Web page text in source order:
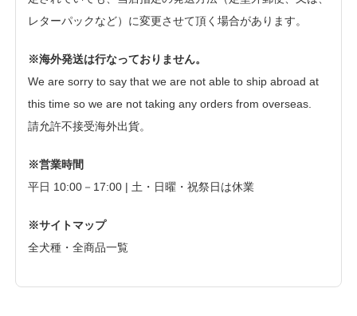
レターパックなど）に変更させて頂く場合があります。
※海外発送は行なっておりません。
We are sorry to say that we are not able to ship abroad at
this time so we are not taking any orders from overseas.
請允許不接受海外出貨。
※営業時間
平日 10:00－17:00 | 土・日曜・祝祭日は休業
※サイトマップ
全犬種・全商品一覧